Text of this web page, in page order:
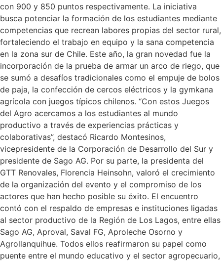
con 900 y 850 puntos respectivamente. La iniciativa
busca potenciar la formación de los estudiantes mediante
competencias que recrean labores propias del sector rural,
fortaleciendo el trabajo en equipo y la sana competencia
en la zona sur de Chile. Este año, la gran novedad fue la
incorporación de la prueba de armar un arco de riego, que
se sumó a desafíos tradicionales como el empuje de bolos
de paja, la confección de cercos eléctricos y la gymkana
agrícola con juegos típicos chilenos. “Con estos Juegos
del Agro acercamos a los estudiantes al mundo
productivo a través de experiencias prácticas y
colaborativas”, destacó Ricardo Montesinos,
vicepresidente de la Corporación de Desarrollo del Sur y
presidente de Sago AG. Por su parte, la presidenta del
GTT Renovales, Florencia Heinsohn, valoró el crecimiento
de la organización del evento y el compromiso de los
actores que han hecho posible su éxito. El encuentro
contó con el respaldo de empresas e instituciones ligadas
al sector productivo de la Región de Los Lagos, entre ellas
Sago AG, Aproval, Saval FG, Aproleche Osorno y
Agrollanquihue. Todos ellos reafirmaron su papel como
puente entre el mundo educativo y el sector agropecuario,